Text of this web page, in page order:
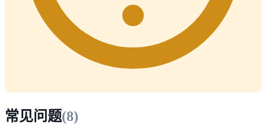
常见问题(8)